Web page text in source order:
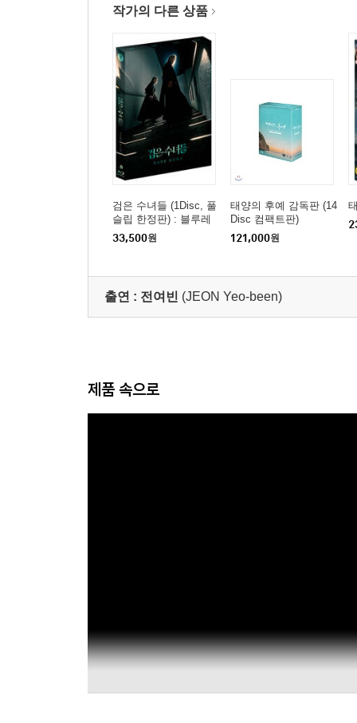
작가의 다른 상품
검은 수녀들 (1Disc, 풀
슬립 한정판) : 블루레
이
33,500원
태양의 후예 감독판 (14
Disc 컴팩트판)
121,000원
출연 : 전여빈 (JEON Yeo-been)
제품 속으로